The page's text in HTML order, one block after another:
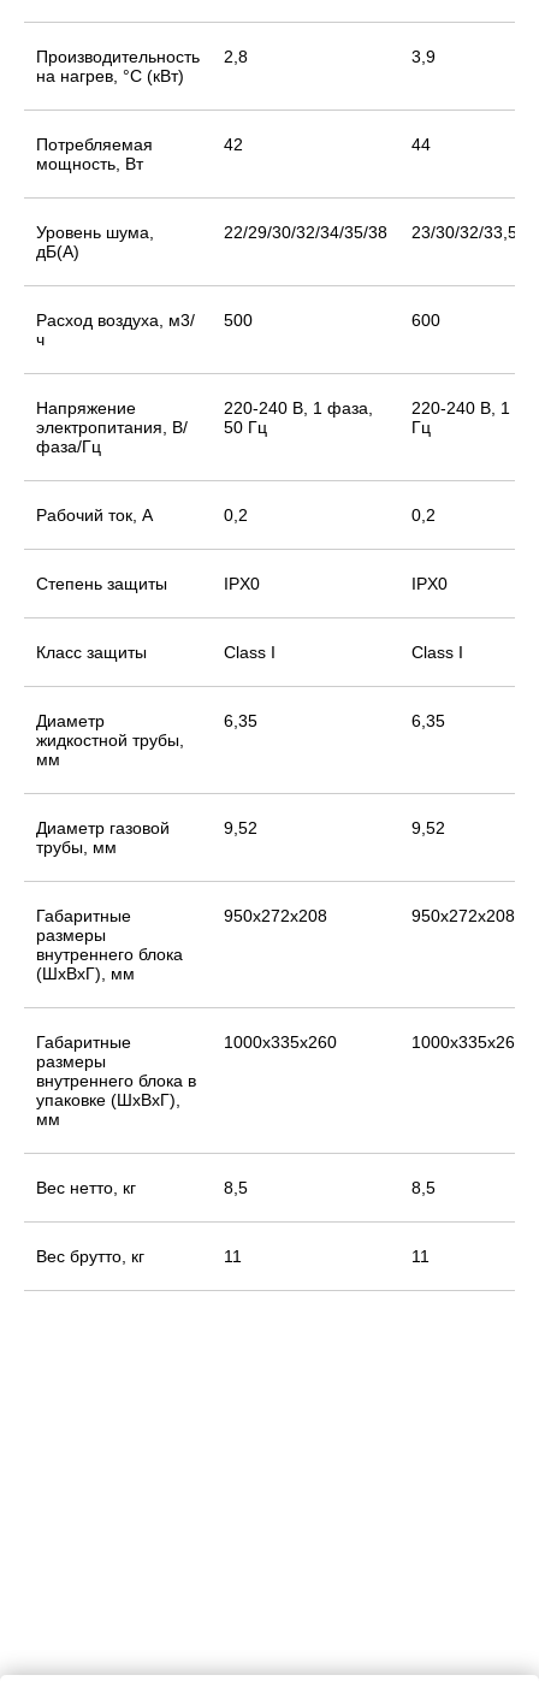
Производительность
на нагрев, °С (кВт)
2,8 3,9
Потребляемая
мощность, Вт
42 44
Уровень шума,
дБ(А)
22/29/30/32/34/35/38 23/30/32/33,5/
Расход воздуха, м3/
ч
500 600
Напряжение
электропитания, В/
фаза/Гц
220-240 В, 1 фаза,
50 Гц
220-240 В, 1
Гц
Рабочий ток, А 0,2 0,2
Степень защиты IPX0 IPX0
Класс защиты Class I Class I
Диаметр
жидкостной трубы,
мм
6,35 6,35
Диаметр газовой
трубы, мм
9,52 9,52
Габаритные
размеры
внутреннего блока
(ШхВхГ), мм
950x272x208 950x272x208
Габаритные
размеры
внутреннего блока в
упаковке (ШхВхГ),
мм
1000x335x260 1000x335x260
Вес нетто, кг 8,5 8,5
Вес брутто, кг 11 11